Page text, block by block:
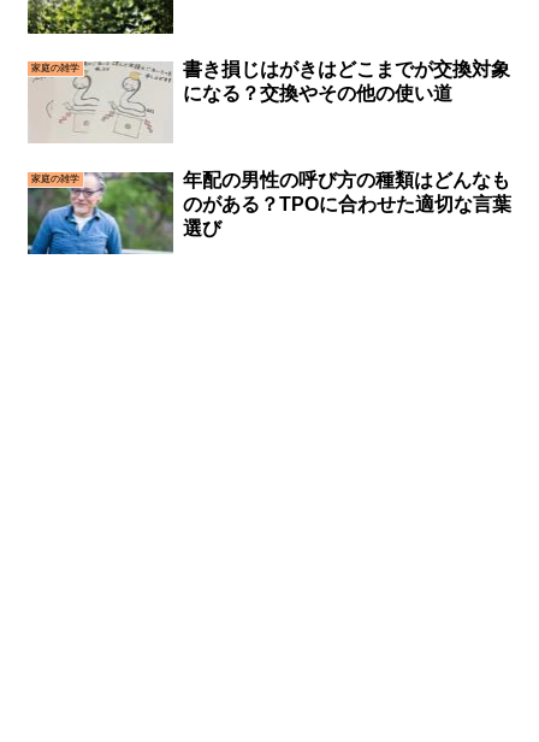
家庭の雑学
書き損じはがきはどこまでが交換対象
になる？交換やその他の使い道
家庭の雑学
年配の男性の呼び方の種類はどんなも
のがある？TPOに合わせた適切な言葉
選び